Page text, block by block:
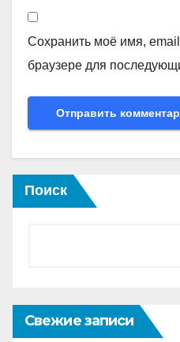
Сохранить моё имя,
браузере для
Поиск
Свежие записи